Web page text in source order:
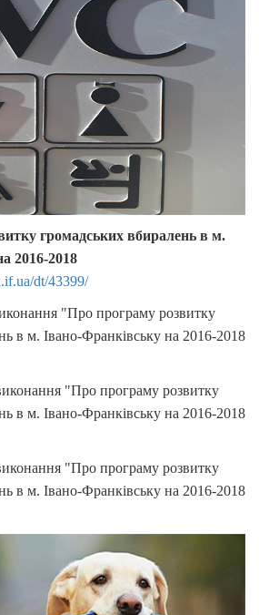
громадських вбиралень в м.
2016-2018
dt/43399/
"Про програму розвитку
в м. Івано-Франківську на 2016-2018
"Про програму розвитку
в м. Івано-Франківську на 2016-2018
"Про програму розвитку
в м. Івано-Франківську на 2016-2018